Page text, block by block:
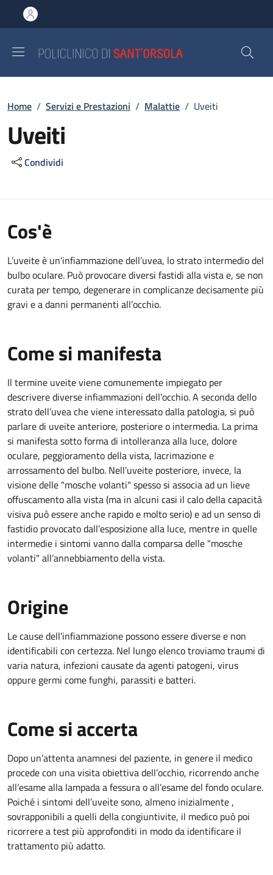
al contenuto principale
to footer content
Briciole di pane
Home / Servizi e Prestazioni / Malattie / Uveiti
Uveiti
Condividi
Cos'è
L’uveite è un’infiammazione dell’uvea, lo strato intermedio del
bulbo oculare. Può provocare diversi fastidi alla vista e, se non
curata per tempo, degenerare in complicanze decisamente più
gravi e a danni permanenti all’occhio.
Come si manifesta
Il termine uveite viene comunemente impiegato per
descrivere diverse infiammazioni dell’occhio. A seconda dello
strato dell’uvea che viene interessato dalla patologia, si può
parlare di uveite anteriore, posteriore o intermedia. La prima
si manifesta sotto forma di intolleranza alla luce, dolore
oculare, peggioramento della vista, lacrimazione e
arrossamento del bulbo. Nell’uveite posteriore, invece, la
visione delle "mosche volanti" spesso si associa ad un lieve
offuscamento alla vista (ma in alcuni casi il calo della capacità
visiva può essere anche rapido e molto serio) e ad un senso di
fastidio provocato dall’esposizione alla luce, mentre in quelle
intermedie i sintomi vanno dalla comparsa delle "mosche
volanti" all’annebbiamento della vista.
Origine
Le cause dell’infiammazione possono essere diverse e non
identificabili con certezza. Nel lungo elenco troviamo traumi di
varia natura, infezioni causate da agenti patogeni, virus
oppure germi come funghi, parassiti e batteri.
Come si accerta
Dopo un’attenta anamnesi del paziente, in genere il medico
procede con una visita obiettiva dell’occhio, ricorrendo anche
all’esame alla lampada a fessura o all’esame del fondo oculare.
Poiché i sintomi dell’uveite sono, almeno inizialmente ,
sovrapponibili a quelli della congiuntivite, il medico può poi
ricorrere a test più approfonditi in modo da identificare il
trattamento più adatto.